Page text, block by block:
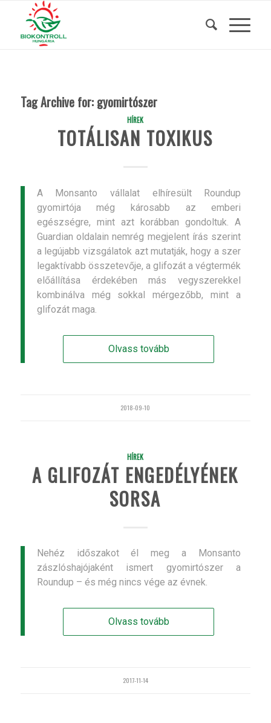
Tag Archive for: gyomirtószer
HÍREK
TOTÁLISAN TOXIKUS
A Monsanto vállalat elhíresült Roundup
gyomirtója még károsabb az emberi
egészségre, mint azt korábban gondoltuk. A
Guardian oldalain nemrég megjelent írás szerint
a legújabb vizsgálatok azt mutatják, hogy a szer
legaktívabb összetevője, a glifozát a végtermék
előállítása érdekében más vegyszerekkel
kombinálva még sokkal mérgezőbb, mint a
glifozát maga.
Olvass tovább
2018-09-10
HÍREK
A GLIFOZÁT ENGEDÉLYÉNEK
SORSA
Nehéz időszakot él meg a Monsanto
zászlóshajójaként ismert gyomirtószer a
Roundup – és még nincs vége az évnek.
Olvass tovább
2017-11-14